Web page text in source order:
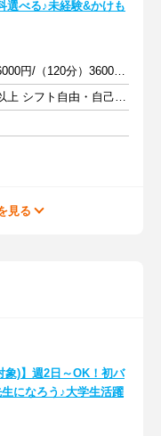
選べる♪未経験&かけも
1コマ（90分）2700～6000円/（120分）3600～1万2000円 +交通費
週1日以上 1日1.5時間以上 シフト自由・自己申告
見る
象)】週2日～OK！初バ
になろう♪大学生活躍